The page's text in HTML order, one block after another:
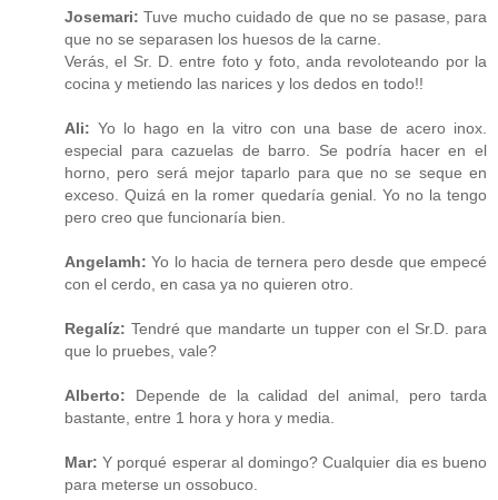
Josemari: Tuve mucho cuidado de que no se pasase, para
que no se separasen los huesos de la carne.
Verás, el Sr. D. entre foto y foto, anda revoloteando por la
cocina y metiendo las narices y los dedos en todo!!
Ali: Yo lo hago en la vitro con una base de acero inox.
especial para cazuelas de barro. Se podría hacer en el
horno, pero será mejor taparlo para que no se seque en
exceso. Quizá en la romer quedaría genial. Yo no la tengo
pero creo que funcionaría bien.
Angelamh: Yo lo hacia de ternera pero desde que empecé
con el cerdo, en casa ya no quieren otro.
Regalíz: Tendré que mandarte un tupper con el Sr.D. para
que lo pruebes, vale?
Alberto: Depende de la calidad del animal, pero tarda
bastante, entre 1 hora y hora y media.
Mar: Y porqué esperar al domingo? Cualquier dia es bueno
para meterse un ossobuco.